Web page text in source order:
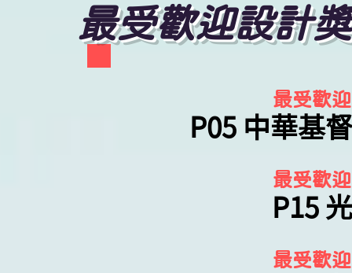
最受歡
P05 中華基
最受歡
P15
最受歡
最受歡迎設計獎